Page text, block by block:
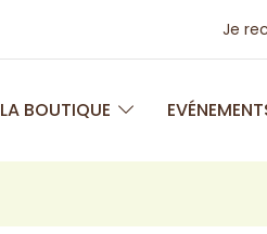
Je
LA BOUTIQUE